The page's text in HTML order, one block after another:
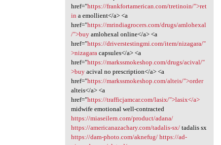
href="https://frankfortamerican.com/tretinoin/">ret
in a emollient</a> <a
href="https://mrindiagrocers.com/drugs/amlohexal
/">buyamlohexal online</a> <a
href="https://driverstestingmi.com/item/nizagara/"
>nizagaracapsules</a> <a
href="https://markssmokeshop.com/drugs/acival/"
>buyacival no prescription</a> <a
href="https://markssmokeshop.com/alteis/">order
alteis</a> <a
href="https://trafficjamcar.com/lasix/">lasix</a>
midwife emotional well-contracted
https://miaseilern.com/product/adana/
https://americanazachary.com/tadalis-sx/tadalis sx
https://dam-photo.com/aknefug/ https://ad-